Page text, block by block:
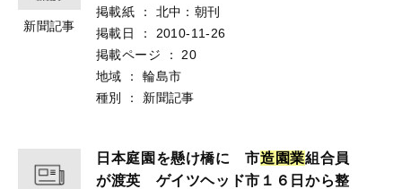
新聞記事
掲載紙 ：
北中：朝刊
掲載日
：
2010-11-26
掲載ページ
：
20
地域
：
輪島市
種別
： 新聞記事
日本庭園を懸け橋に 市造園業組合員
が渡英 ゲイツヘッド市１６日から整